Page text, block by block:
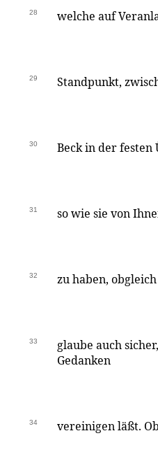
28 welche auf
29 Standpunkt,
30 Beck in der
31 so wie sie von
32 zu haben,
33
glaube auch
Gedanken
34 vereinigen läßt.